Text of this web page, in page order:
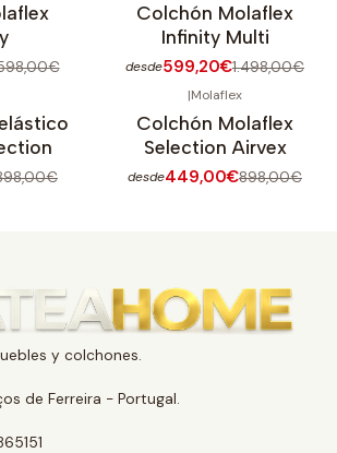
Colchón Molaflex
Infinity Multi
desde599,20€1.498,00€
|Molaflex
Colchón Molaflex
Selection Airvex
desde449,00€898,00€
y colchones.
de Ferreira - Portugal.